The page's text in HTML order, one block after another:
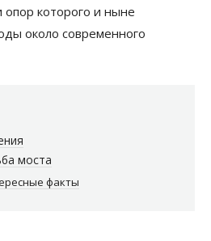
опор которого и ныне
около современного
моста
факты